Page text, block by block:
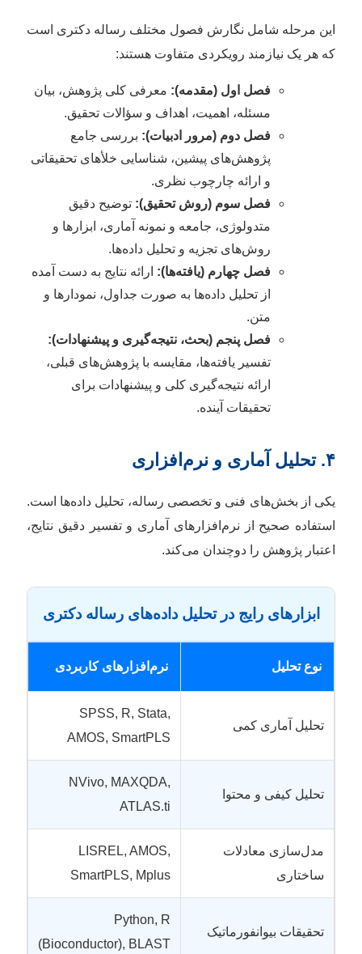
این مرحله شامل نگارش فصول مختلف رساله دکتری است
که هر یک نیازمند رویکردی متفاوت هستند:
فصل اول (مقدمه):معرفی کلی پژوهش، بیان
مسئله، اهمیت، اهداف و سؤالات تحقیق.
فصل دوم (مرور ادبیات):بررسی جامع
پژوهش‌های پیشین، شناسایی خلأهای تحقیقاتی
و ارائه چارچوب نظری.
فصل سوم (روش تحقیق):توضیح دقیق
متدولوژی، جامعه و نمونه آماری، ابزارها و
روش‌های تجزیه و تحلیل داده‌ها.
فصل چهارم (یافته‌ها):ارائه نتایج به دست آمده
از تحلیل داده‌ها به صورت جداول، نمودارها و
متن.
فصل پنجم (بحث، نتیجه‌گیری و پیشنهادات):
تفسیر یافته‌ها، مقایسه با پژوهش‌های قبلی،
ارائه نتیجه‌گیری کلی و پیشنهادات برای
تحقیقات آینده.
۴. تحلیل آماری و نرم‌افزاری
یکی از بخش‌های فنی و تخصصی رساله، تحلیل داده‌ها است.
استفاده صحیح از نرم‌افزارهای آماری و تفسیر دقیق نتایج،
اعتبار پژوهش را دوچندان می‌کند.
ابزارهای رایج در تحلیل داده‌های رساله دکتری
نوع تحلیل نرم‌افزارهای کاربردی
تحلیل آماری کمی
SPSS, R, Stata,
AMOS, SmartPLS
تحلیل کیفی و محتوا
NVivo, MAXQDA,
ATLAS.ti
مدل‌سازی معادلات
ساختاری
LISREL, AMOS,
SmartPLS, Mplus
تحقیقات بیوانفورماتیک
Python, R
(Bioconductor), BLAST